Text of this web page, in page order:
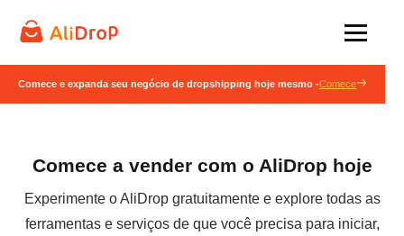
Comece e expanda seu negócio de dropshipping hoje mesmo -Comece
Comece a vender com o AliDrop hoje
Experimente o AliDrop gratuitamente e explore todas as
ferramentas e serviços de que você precisa para iniciar,